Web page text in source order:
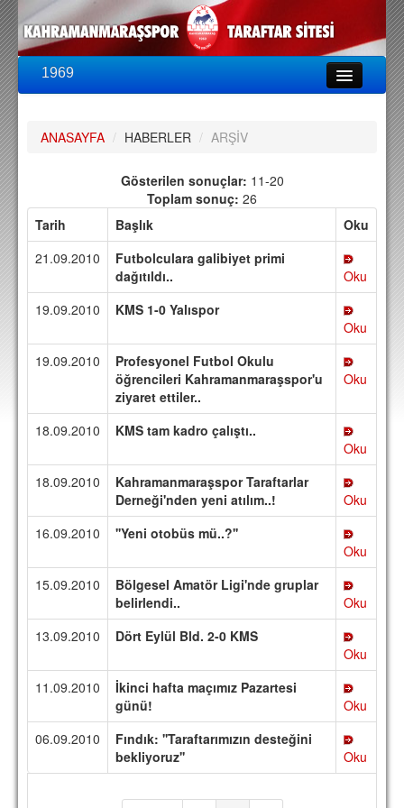
1969
PUAN DURUMU
FİKSTÜR
KADRO
A TAKIM KADROSU
TEKNİK KADRO
TRANSFERLER
TARAFTAR
BİLETLER
DEPLASMAN
MULTİMEDYA
FOTOĞRAF & VİDEOLAR
KULÜP
AMBLEM
YÖNETİM KURULU
PERSONEL
SPONSORLAR
ANASAYFA / HABERLER / ARŞİV
Gösterilen sonuçlar: 11-20
Toplam sonuç: 26
Tarih
Başlık Oku
21.09.2010
Futbolculara galibiyet primi
dağıtıldı..
Oku
19.09.2010
KMS 1-0 Yalıspor
Oku
19.09.2010
Profesyonel Futbol Okulu
öğrencileri Kahramanmaraşspor'u
ziyaret ettiler..
Oku
18.09.2010
KMS tam kadro çalıştı..
Oku
18.09.2010
Kahramanmaraşspor Taraftarlar
Derneği'nden yeni atılım..!
Oku
16.09.2010
''Yeni otobüs mü..?''
Oku
15.09.2010
Bölgesel Amatör Ligi'nde gruplar
belirlendi..
Oku
13.09.2010
Dört Eylül Bld. 2-0 KMS
Oku
11.09.2010
İkinci hafta maçımız Pazartesi
günü!
Oku
06.09.2010
Fındık: ''Taraftarımızın desteğini
bekliyoruz''
Oku